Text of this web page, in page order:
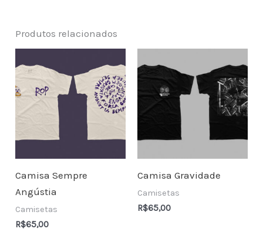
Produtos relacionados
Camisa Sempre
Angústia
Camisetas
R$65,00
Camisa Gravidade
Camisetas
R$65,00